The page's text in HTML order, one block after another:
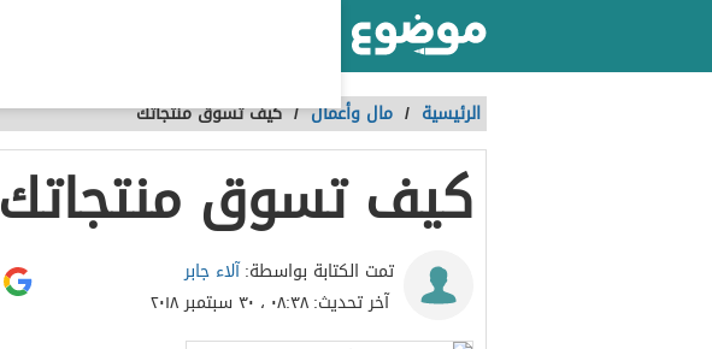
الرئيسية / مال وأعمال /كيف تسوق منتجاتك
كيف تسوق منتجاتك
تمت الكتابة بواسطة:آلاء جابر
آخر تحديث:٠٨:٣٨ ، ٣٠ سبتمبر ٢٠١٨